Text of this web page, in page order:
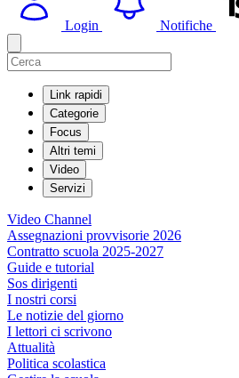
Login Notifiche
Link rapidi
Categorie
Focus
Altri temi
Video
Servizi
Video Channel
Assegnazioni provvisorie 2026
Contratto scuola 2025-2027
Guide e tutorial
Sos dirigenti
I nostri corsi
Le notizie del giorno
I lettori ci scrivono
Attualità
Politica scolastica